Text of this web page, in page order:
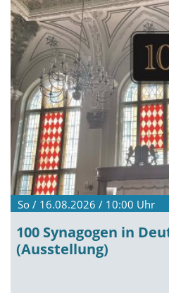
So / 16.08.2026 / 10:00 Uhr
100 Synagogen in
(Ausstellung)